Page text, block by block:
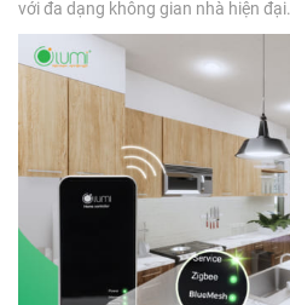
với đa dạng không gian nhà hiện đại.